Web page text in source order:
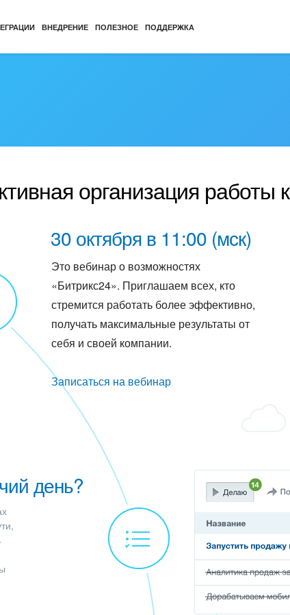
ВНЕДРЕНИЕ ПОЛЕЗНОЕ ПОДДЕРЖКА
организация работы
30 октября в 11:00 (мск)
Это вебинар о возможностях
«Битрикс24». Приглашаем всех, кто
стремится работать более эффективно,
получать максимальные результаты от
себя и своей компании.
Записаться на вебинар
день?